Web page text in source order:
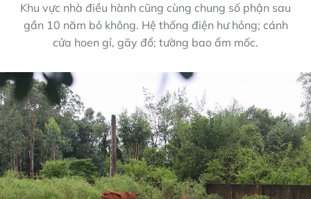
Khu vực nhà điều hành cũng cùng chung số phận sau
gần 10 năm bỏ không. Hệ thống điện hư hỏng; cánh
cửa hoen gỉ, gãy đổ; tường bao ẩm mốc.